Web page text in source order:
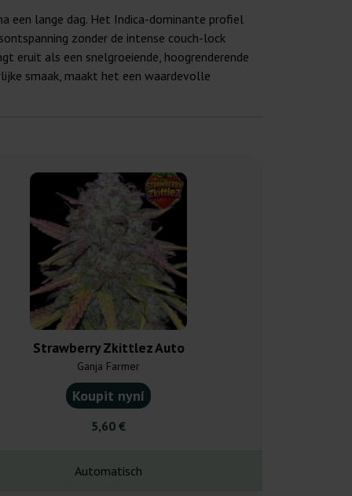
een lange dag. Het Indica-dominante profiel
zonder de intense couch-lock
eruit als een snelgroeiende, hoogrenderende
smaak, maakt het een waardevolle
Strawberry Zkittlez Auto
Ganja Farmer
Koupit nyní
5,60 €
Automatisch